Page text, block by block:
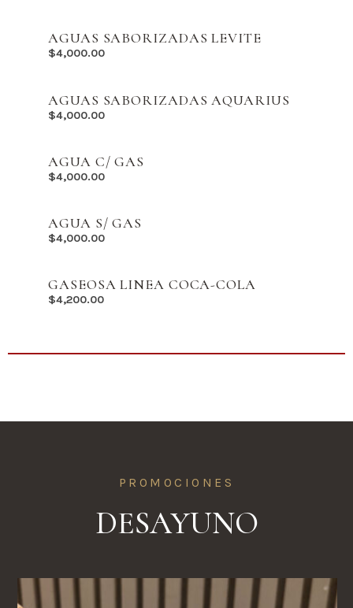
AGUAS SABORIZADAS LEVITE
$4,000.00
AGUAS SABORIZADAS AQUARIUS
$4,000.00
AGUA C/ GAS
$4,000.00
AGUA S/ GAS
$4,000.00
GASEOSA LINEA COCA-COLA
$4,200.00
PROMOCIONES
DESAYUNO